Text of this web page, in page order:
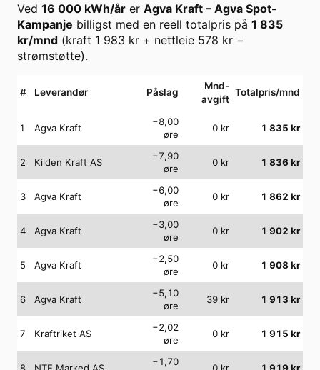
Ved 16 000 kWh/år er Agva Kraft – Agva Spot-
Kampanje billigst med en reell totalpris på 1 835
kr/mnd (kraft 1 983 kr + nettleie 578 kr −
strømstøtte).
# Leverandør Påslag
Mnd-
avgift
Totalpris/mnd
1 Agva Kraft
−8,00
øre
0 kr 1 835 kr
2 Kilden Kraft AS
−7,90
øre
0 kr 1 836 kr
3 Agva Kraft
−6,00
øre
0 kr 1 862 kr
4 Agva Kraft
−3,00
øre
0 kr 1 902 kr
5 Agva Kraft
−2,50
øre
0 kr 1 908 kr
6 Agva Kraft
−5,10
øre
39 kr 1 913 kr
7 Kraftriket AS
−2,02
øre
0 kr 1 915 kr
−1,70